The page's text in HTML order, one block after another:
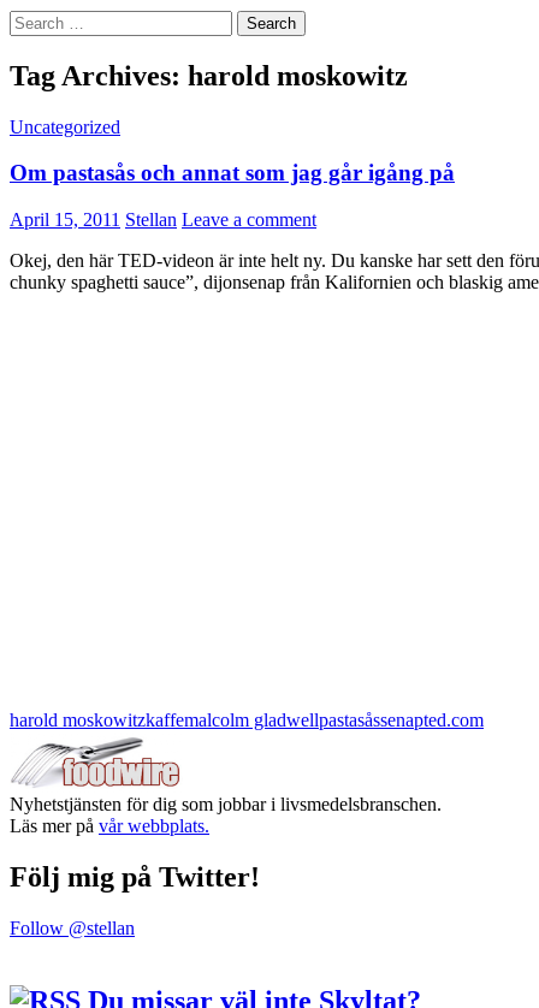
Search
for:
Tag Archives: harold moskowitz
Uncategorized
Om pastasås och annat som jag går igång på
April 15, 2011 Stellan Leave a comment
Okej, den här TED-videon är inte helt ny. Du kanske har sett den
chunky spaghetti sauce”, dijonsenap från Kalifornien och blaskig
harold moskowitzkaffemalcolm gladwellpastasåssenapted.com
Nyhetstjänsten för dig som jobbar i livsmedelsbranschen.
Läs mer på vår webbplats.
Följ mig på Twitter!
Follow @stellan
Du missar väl inte Skyltat?